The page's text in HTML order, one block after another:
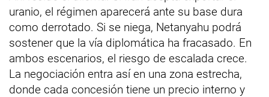
uranio, el régimen aparecerá ante su base dura
como derrotado. Si se niega, Netanyahu podrá
sostener que la vía diplomática ha fracasado. En
ambos escenarios, el riesgo de escalada crece.
La negociación entra así en una zona estrecha,
donde cada concesión tiene un precio interno y